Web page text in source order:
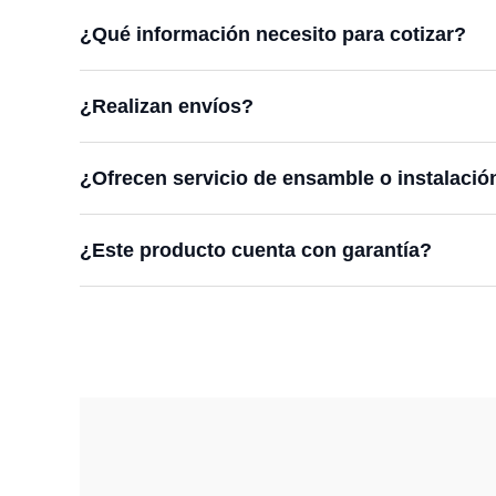
¿Qué información necesito para cotizar?
¿Realizan envíos?
¿Ofrecen servicio de ensamble o
¿Este producto cuenta con garantía?